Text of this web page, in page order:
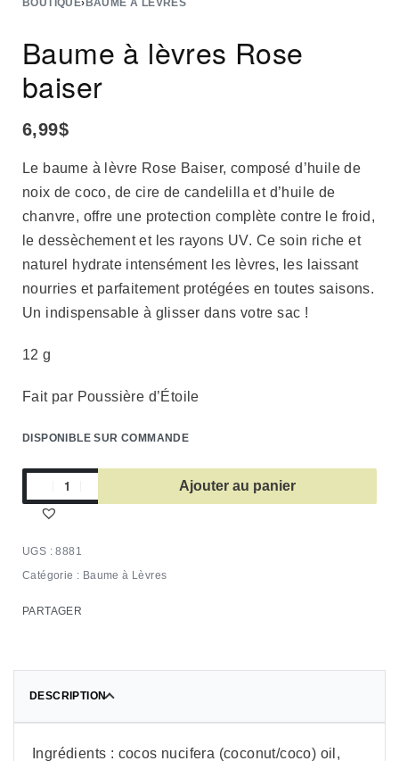
BOUTIQUE› BAUME À LÈVRES
Baume à lèvres Rose
baiser
6,99$
Le baume à lèvre Rose Baiser, composé d’huile de
noix de coco, de cire de candelilla et d’huile de
chanvre, offre une protection complète contre le froid,
le dessèchement et les rayons UV. Ce soin riche et
naturel hydrate intensément les lèvres, les laissant
nourries et parfaitement protégées en toutes saisons.
Un indispensable à glisser dans votre sac !
12 g
Fait par Poussière d’Étoile
DISPONIBLE SUR COMMANDE
Ajouter au panier
8881
Catégorie : Baume à Lèvres
PARTAGER
DESCRIPTION
Ingrédients : cocos nucifera (coconut/coco) oil,